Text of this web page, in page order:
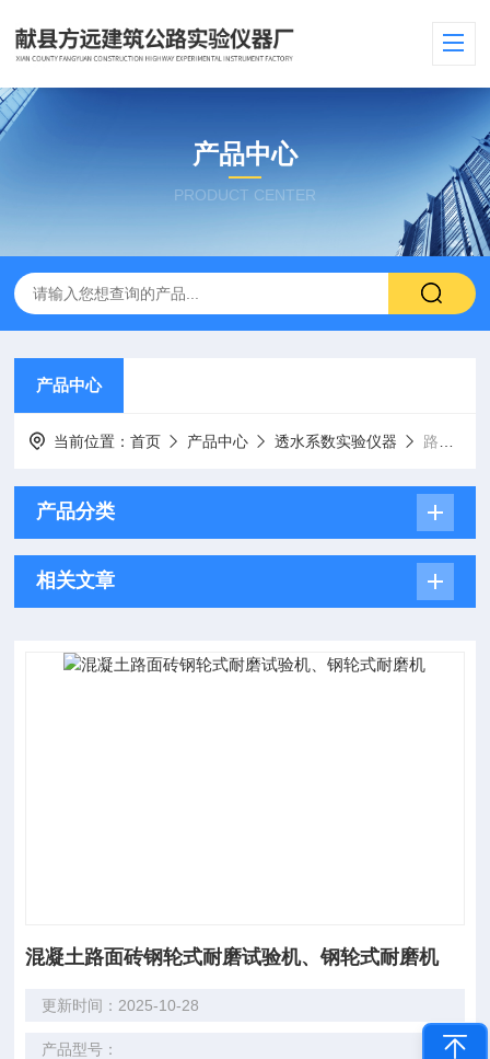
产品中心
PRODUCT CENTER
产品中心
当前位置：首页 产品中心 透水系数实验仪器 路面砖钢轮式耐磨
产品分类
相关文章
混凝土路面砖钢轮式耐磨试验机、钢轮式耐磨机
更新时间：2025-10-28
产品型号：